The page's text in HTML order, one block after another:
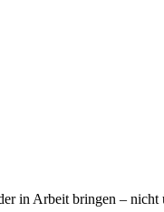
in Arbeit bringen –